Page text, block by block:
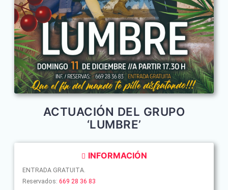
ACTUACIÓN DEL GRUPO
‘LUMBRE’
INFORMACIÓN
ENTRADA GRATUITA.
Reservados:669 28 36 83⁣⁣⁣⁣⁣⁣⁣⁣⁣⁣⁣⁣⁣⁣⁣⁣⁣⁣⁣⁣⁣⁣⁣⁣⁣⁣⁣⁣⁣⁣⁣⁣⁣⁣⁣⁣⁣⁣⁣⁣⁣⁣⁣⁣⁣⁣⁣⁣⁣⁣⁣⁣⁣⁣⁣